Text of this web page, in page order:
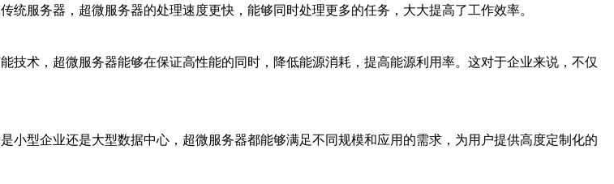
服务器，超微服务器的处理速度更快，能够同时处理更多的任务，大大提高了工作效率。
技术，超微服务器能够在保证高性能的同时，降低能源消耗，提高能源利用率。这对于企业来说，不仅
小型企业还是大型数据中心，超微服务器都能够满足不同规模和应用的需求，为用户提供高度定制化的